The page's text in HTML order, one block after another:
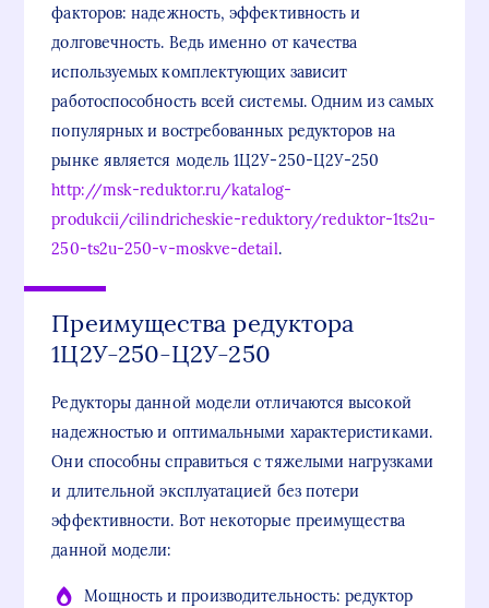
факторов: надежность, эффективность и
долговечность. Ведь именно от качества
используемых комплектующих зависит
работоспособность всей системы. Одним из самых
популярных и востребованных редукторов на
рынке является модель 1Ц2У-250-Ц2У-250
http://msk-reduktor.ru/katalog-
produkcii/cilindricheskie-reduktory/reduktor-1ts2u-
250-ts2u-250-v-moskve-detail.
Преимущества редуктора
1Ц2У-250-Ц2У-250
Редукторы данной модели отличаются высокой
надежностью и оптимальными характеристиками.
Они способны справиться с тяжелыми нагрузками
и длительной эксплуатацией без потери
эффективности. Вот некоторые преимущества
данной модели:
Мощность и производительность: редуктор